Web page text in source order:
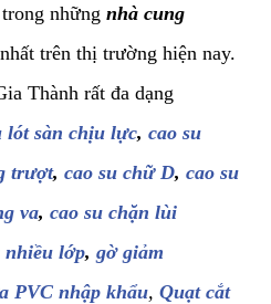
những nhà cung
trên thị trường hiện nay.
Thành rất đa dạng
lót sàn chịu lực, cao su
trượt, cao su chữ D, cao su
va, cao su chặn lùi
nhiều lớp, gờ giảm
PVC nhập khẩu, Quạt cắt